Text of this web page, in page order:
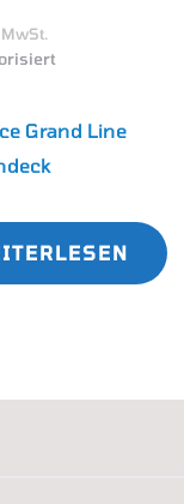
Grand Line